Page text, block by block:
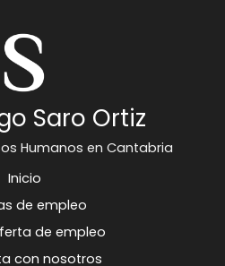
Saro Ortiz
Humanos en Cantabria
Inicio
de empleo
de empleo
con nosotros